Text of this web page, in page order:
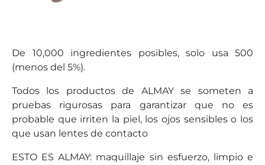
De 10,000 ingredientes posibles, solo usa 500
(menos del 5%).
Todos los productos de ALMAY se someten a
pruebas rigurosas para garantizar que no es
probable que irriten la piel, los ojos sensibles o los
que usan lentes de contacto
ESTO ES ALMAY: maquillaje sin esfuerzo, limpio e